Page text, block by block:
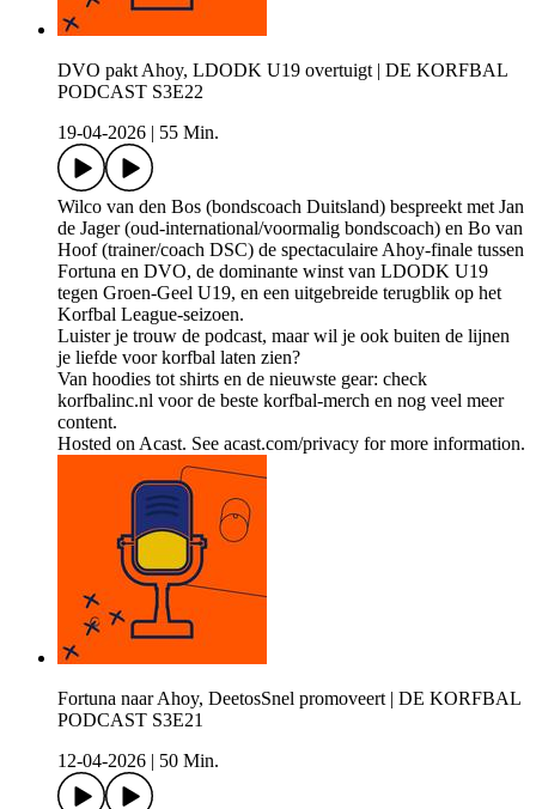
DVO pakt Ahoy, LDODK U19 overtuigt | DE KORFBAL
PODCAST S3E22
19-04-2026
55 Min.
Wilco van den Bos (bondscoach Duitsland) bespreekt met Jan
de Jager (oud-international/voormalig bondscoach) en Bo van
Hoof (trainer/coach DSC) de spectaculaire Ahoy-finale tussen
Fortuna en DVO, de dominante winst van LDODK U19
tegen Groen-Geel U19, en een uitgebreide terugblik op het
Korfbal League-seizoen.
Luister je trouw de podcast, maar wil je ook buiten de lijnen
je liefde voor korfbal laten zien?
Van hoodies tot shirts en de nieuwste gear: check
korfbalinc.nl voor de beste korfbal-merch en nog veel meer
content.
Hosted on Acast. See acast.com/privacy for more information.
Fortuna naar Ahoy, DeetosSnel promoveert | DE KORFBAL
PODCAST S3E21
12-04-2026
50 Min.